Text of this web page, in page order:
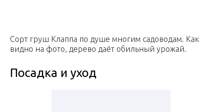
Сорт груш Клаппа по душе многим садоводам. Как
видно на фото, дерево даёт обильный урожай.
Посадка и уход